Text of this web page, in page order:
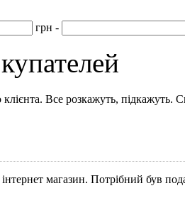
грн -
Все розкажуть, підкажуть.
магазин. Потрібний був